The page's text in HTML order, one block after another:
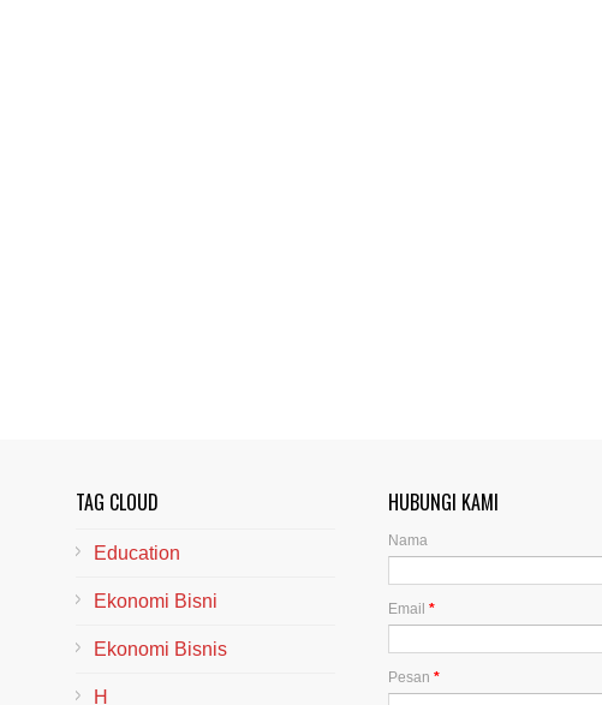
TAG CLOUD
Education
Ekonomi Bisni
Ekonomi Bisnis
H
HUBUNGI KAMI
Nama
Email *
Pesan *